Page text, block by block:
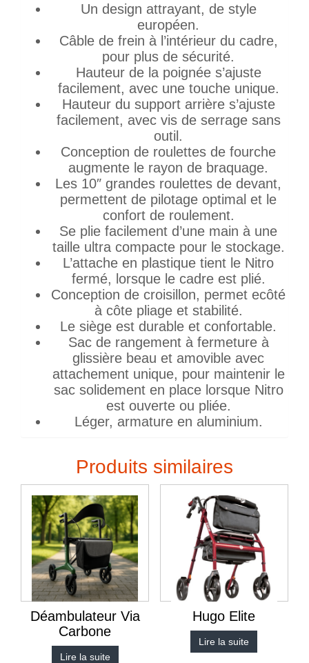
Un design attrayant, de style
européen.
Câble de frein à l’intérieur du cadre,
pour plus de sécurité.
Hauteur de la poignée s’ajuste
facilement, avec une touche unique.
Hauteur du support arrière s’ajuste
facilement, avec vis de serrage sans
outil.
Conception de roulettes de fourche
augmente le rayon de braquage.
Les 10″ grandes roulettes de devant,
permettent de pilotage optimal et le
confort de roulement.
Se plie facilement d’une main à une
taille ultra compacte pour le stockage.
L’attache en plastique tient le Nitro
fermé, lorsque le cadre est plié.
Conception de croisillon, permet ecôté
à côte pliage et stabilité.
Le siège est durable et confortable.
Sac de rangement à fermeture à
glissière beau et amovible avec
attachement unique, pour maintenir le
sac solidement en place lorsque Nitro
est ouverte ou pliée.
Léger, armature en aluminium.
Produits similaires
Déambulateur Via
Carbone
Lire la suite
Hugo Elite
Lire la suite